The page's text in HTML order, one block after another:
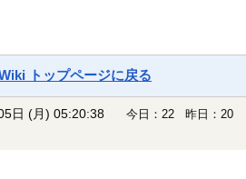
トップページに戻る
日 (月) 05:20:38
今日：22 昨日：20